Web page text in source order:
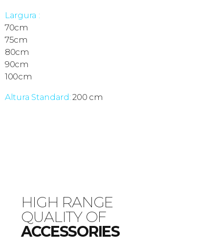
Largura :
70cm
75cm
80cm
90cm
100cm
Altura Standard: 200 cm
HIGH RANGE
QUALITY OF
ACCESSORIES